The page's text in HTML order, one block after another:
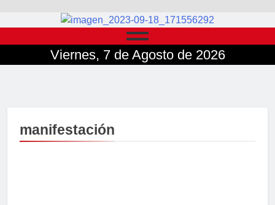
Viernes, 7 de Agosto de 2026
manifestación